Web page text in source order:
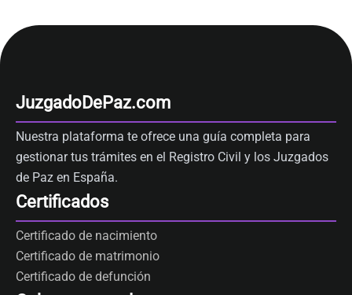
JuzgadoDePaz.com
Nuestra plataforma te ofrece una guía completa para
gestionar tus trámites en el Registro Civil y los Juzgados
de Paz en España.
Certificados
Certificado de nacimiento
Certificado de matrimonio
Certificado de defunción